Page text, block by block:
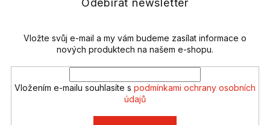
í
v
k
ý
p
i
s
Vložte svůj e-mail a my vám budeme zasílat informace o
nových produktech na našem e-shopu.
Vložením e-mailu souhlasíte s podmínkami ochrany osobních
údajů